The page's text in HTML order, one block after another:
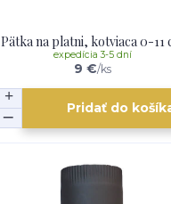
Pätka na platni, kotviaca 0-11
9 €/ks
expedícia 3-5 dní
Pridať do